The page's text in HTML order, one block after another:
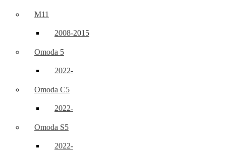
M11
2008-2015
Omoda 5
2022-
Omoda C5
2022-
Omoda S5
2022-